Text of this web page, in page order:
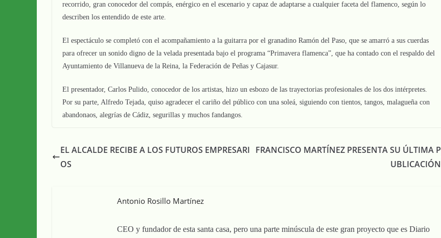
recorrido, gran conocedor del compás, enérgico en el escenario y capaz de adaptarse a cualquier faceta del flamenco, según lo
describen los entendido de este arte.
El espectáculo se completó con el acompañamiento a la guitarra por el granadino Ramón del Paso, que se amarró a sus cuerdas
para ofrecer un sonido digno de la velada presentada bajo el programa “Primavera flamenca”, que ha contado con el respaldo del
Ayuntamiento de Villanueva de la Reina, la Federación de Peñas y Cajasur.
El presentador, Carlos Pulido, conocedor de los artistas, hizo un esbozo de las trayectorias profesionales de los dos intérpretes.
Por su parte, Alfredo Tejada, quiso agradecer el cariño del público con una soleá, siguiendo con tientos, tangos, malagueña con
abandonaos, alegrías de Cádiz, segurillas y muchos fandangos.
EL ALCALDE RECIBE A LOS FUTUROS EMPRESARI
OS
FRANCISCO MARTÍNEZ PRESENTA SU ÚLTIMA P
UBLICACIÓN
Antonio Rosillo Martínez
CEO y fundador de esta santa casa, pero una parte minúscula de este gran proyecto que es Diario